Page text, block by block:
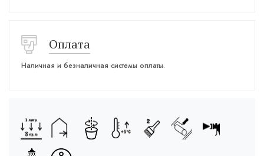
Оплата
Наличная и безналичная системы оплаты.